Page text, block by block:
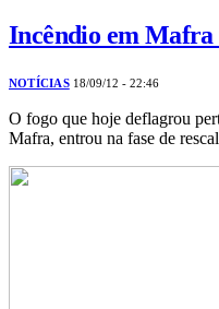
Incêndio em Mafra
NOTÍCIAS 18/09/12 - 22:46
O fogo que hoje deflagrou
Mafra, entrou na fase de